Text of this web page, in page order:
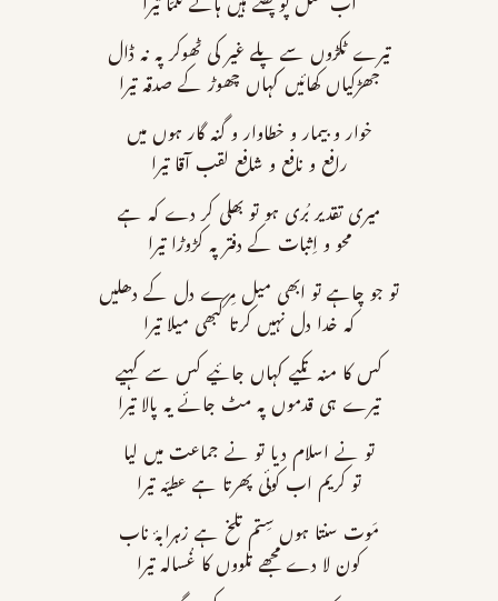
اب عمل پوچھتے ہیں ہائے نکمّا تیرا
تیرے ٹکڑوں سے پلے غیر کی ٹھوکر پہ نہ ڈال
جھڑکیاں کھائیں کہاں چھوڑ کے صدقہ تیرا
خوار و بیمار و خطاوار و گنہ گار ہوں میں
رافع و نافع و شافع لقب آقا تیرا
میری تقدیر بُری ہو تو بھلی کر دے کہ ہے
محو و اِثبات کے دفتر پہ کڑوڑا تیرا
تو جو چاہے تو ابھی میل مِرے دل کے دھلیں
کہ خدا دل نہیں کرتا کبھی میلا تیرا
کس کا منہ تکیے کہاں جائیے کس سے کہیے
تیرے ہی قدموں پہ مٹ جائے یہ پالا تیرا
تو نے اسلام دیا تو نے جماعت میں لیا
تو کریم اب کوئی پھرتا ہے عطیّہ تیرا
مَوت سنتا ہوں سِتم تلخ ہے زہرابۂ ناب
کون لا دے مجھے تلووں کا غُسالہ تیرا